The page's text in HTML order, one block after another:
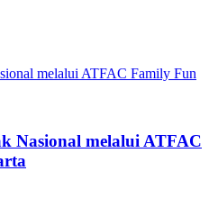
Nasional melalui ATFAC